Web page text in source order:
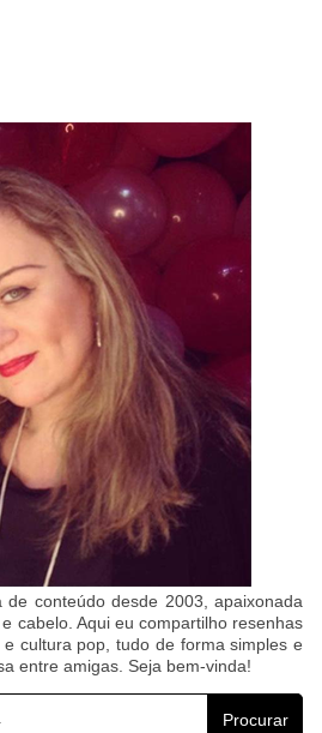
conteúdo desde 2003, apaixonada
cabelo. Aqui eu compartilho resenhas
cultura pop, tudo de forma simples e
entre amigas. Seja bem-vinda!
Procurar